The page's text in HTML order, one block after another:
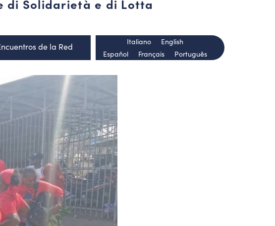
di Solidarietà e di Lotta
de la Red
Español Français Português
Italiano English